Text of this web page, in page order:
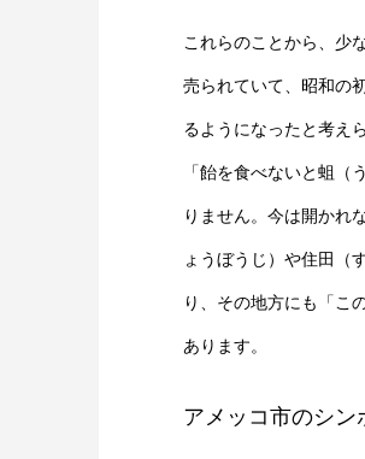
これらのことから、少
売られていて、昭和の
るようになったと考え
「飴を食べないと蛆
りません。今は開かれ
ょうぼうじ）や住田（
り、その地方にも「こ
あります。
アメッコ市のシン